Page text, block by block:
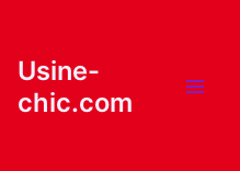
Usine-
chic.com